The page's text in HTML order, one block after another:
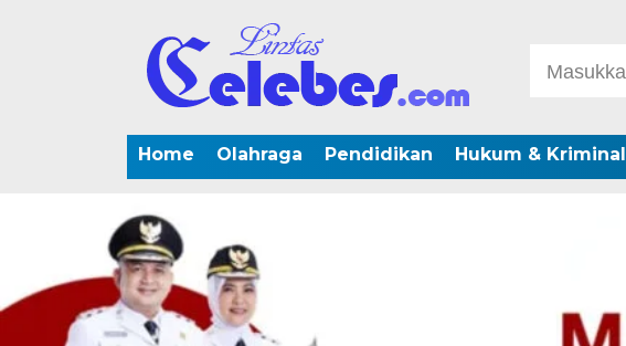
Home Olahraga Pendidikan Hukum & Kriminal